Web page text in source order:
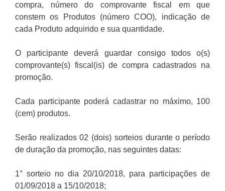
compra, número do comprovante fiscal em que
constem os Produtos (número COO), indicação de
cada Produto adquirido e sua quantidade.
O participante deverá guardar consigo todos o(s)
comprovante(s) fiscal(is) de compra cadastrados na
promoção.
Cada participante poderá cadastrar no máximo, 100
(cem) produtos.
Serão realizados 02 (dois) sorteios durante o período
de duração da promoção, nas seguintes datas:
1° sorteio no dia 20/10/2018, para participações de
01/09/2018 a 15/10/2018;